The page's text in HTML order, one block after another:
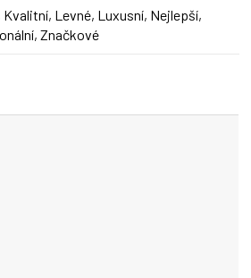
Kvalitní, Levné, Luxusní, Nejlepší,
Značkové